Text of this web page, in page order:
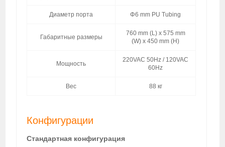
Диаметр порта Φ6 mm PU Tubing
Габаритные размеры
760 mm (L) x 575 mm
(W) x 450 mm (H)
Мощность
220VAC 50Hz / 120VAC
60Hz
Вес 88 кг
Конфигурации
Стандартная конфигурация